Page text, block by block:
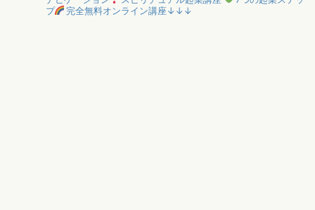
プ
完全無料オンライン講座↓↓↓